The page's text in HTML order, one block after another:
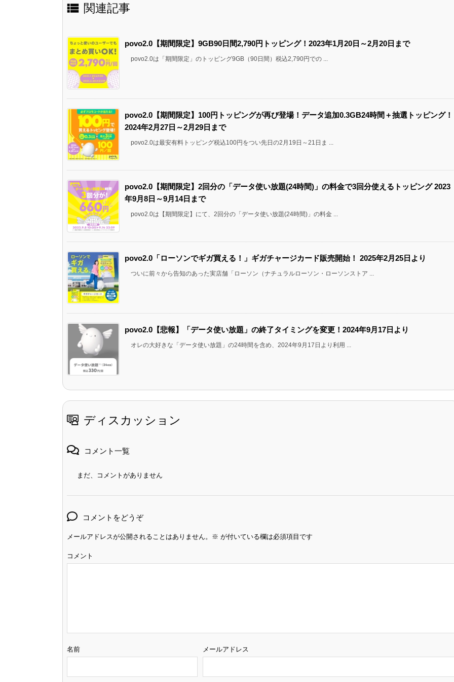
 関連記事
povo2.0【期間限定】9GB90日間2,790円トッピング！2023年1月20日～2月20日まで
povo2.0は「期間限定」のトッピング9GB（90日間）税込2,790円での ...
povo2.0【期間限定】100円トッピングが再び登場！データ追加0.3GB24時間＋抽選トッピング！
2024年2月27日～2月29日まで
povo2.0は最安有料トッピング税込100円をつい先日の2月19日～21日ま ...
povo2.0【期間限定】2回分の「データ使い放題(24時間)」の料金で3回分使えるトッピング 2023
年9月8日～9月14日まで
povo2.0は【期間限定】にて、2回分の「データ使い放題(24時間)」の料金 ...
povo2.0「ローソンでギガ買える！」ギガチャージカード販売開始！ 2025年2月25日より
ついに前々から告知のあった実店舗「ローソン（ナチュラルローソン・ローソンストア ...
povo2.0【悲報】「データ使い放題」の終了タイミングを変更！2024年9月17日より
オレの大好きな「データ使い放題」の24時間を含め、2024年9月17日より利用 ...
ディスカッション
コメント一覧
まだ、コメントがありません
コメントをどうぞ
メールアドレスが公開されることはありません。 ※ が付いている欄は必須項目です
コメント
名前 メールアドレス